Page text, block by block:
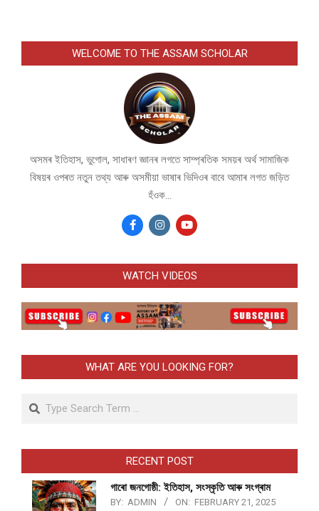
WELCOME TO THE ASSAM SCHOLAR
অসমৰ ইতিহাস, ভুগোল, সাধাৰণ জ্ঞানৰ লগতে সাম্প্ৰতিক সময়ৰ অৰ্থ সামাজিক
বিষয়ৰ ওপৰত নতুন তথ্য আৰু অসমীয়া ভাষাৰ ভিদিওৰ বাবে আমাৰ লগত জড়িত
হঁওক...
WATCH VIDEOS
WHAT ARE YOU LOOKING FOR?
Search
RECENT POST
গাৰো জনগোষ্ঠী: ইতিহাস, সংস্কৃতি আৰু সংগ্ৰাম
BY: ADMIN ON: FEBRUARY 21, 2025